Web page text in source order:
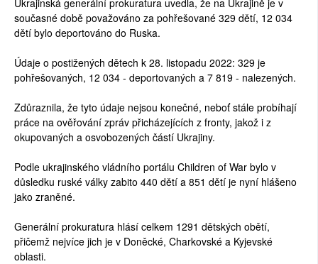
současné době považováno za pohřešované 329 dětí, 12 034
dětí bylo deportováno do Ruska.
Údaje o postižených dětech k 28. listopadu 2022: 329 je
pohřešovaných, 12 034 - deportovaných a 7 819 - nalezených.
Zdůraznila, že tyto údaje nejsou konečné, neboť stále probíhají
práce na ověřování zpráv přicházejících z fronty, jakož i z
okupovaných a osvobozených částí Ukrajiny.
Podle ukrajinského vládního portálu Children of War bylo v
důsledku ruské války zabito 440 dětí a 851 dětí je nyní hlášeno
jako zraněné.
Generální prokuratura hlásí celkem 1291 dětských obětí,
přičemž nejvíce jich je v Doněcké, Charkovské a Kyjevské
oblasti.